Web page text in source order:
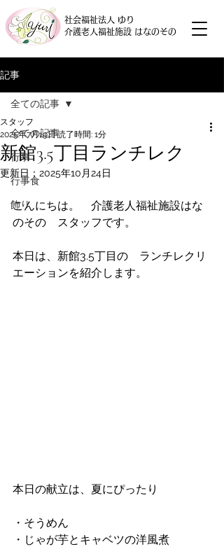
社会福祉法人 ゆり
介護老人福祉施設 はなのその
記事
全ての記事
行事
行事食
飾り
全ての記事
新館3.5丁目ランチレク
スタッフ
2025年7月19日読了時間: 1分
更新日： 2025年10月24日
こんにちは。　介護老人福祉施設はな
のその　スタッフです。
本日は、新館3.5丁目の　ランチレクリ
エーションを紹介します。
本日の献立は、夏にぴったり
・そうめん
・じゃが芋とキャベツの洋風煮